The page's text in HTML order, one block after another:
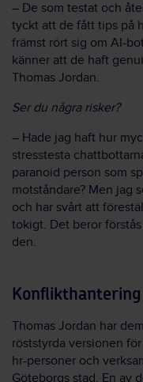
– De som testat och
tyckt att de fått tips på
främst rört sig om AI-
känner att de haft
Thomas Jordan.
Ser du några risker?
– Hade jag haft hur
stresstesta
paranoid person som
motståndare? Men jag
och har svårt att
tokigt. Det beror
den.
Thomas Jordan har
röststyrda versionen
hr-personer och
Göteborgs stad. En av